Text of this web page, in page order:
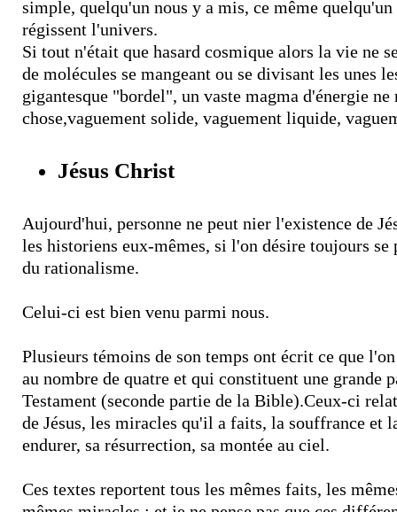
simple, quelqu'un nous y a mis, ce même
régissent l'univers.
Si tout n'était que hasard cosmique alors la vie ne
de molécules se mangeant ou se divisant les unes
gigantesque "bordel", un vaste magma d'énergie ne
chose,vaguement solide, vaguement liquide,
Jésus Christ
Aujourd'hui, personne ne peut nier l'existence de
les historiens eux-mêmes, si l'on désire toujours se
du rationalisme.
Celui-ci est bien venu parmi nous.
Plusieurs témoins de son temps ont écrit ce que
au nombre de quatre et qui constituent une grande
Testament (seconde partie de la Bible).Ceux-ci
de Jésus, les miracles qu'il a faits, la souffrance et
endurer, sa résurrection, sa montée au ciel.
Ces textes reportent tous les mêmes faits, les